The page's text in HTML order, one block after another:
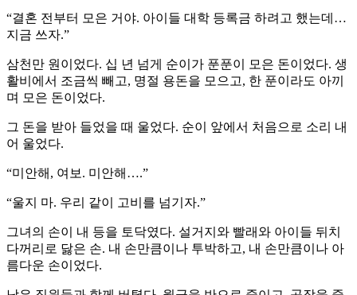
“결혼 전부터 모은 거야. 아이들 대학 등록금 하려고 했는데…
지금 쓰자.”
삼천만 원이었다. 십 년 넘게 순이가 푼푼이 모은 돈이었다. 생
활비에서 조금씩 빼고, 명절 용돈을 모으고, 한 푼이라도 아끼
며 모은 돈이었다.
그 돈을 받아 들었을 때 울었다. 순이 앞에서 처음으로 소리 내
어 울었다.
“미안해, 여보. 미안해….”
“울지 마. 우리 같이 고비를 넘기자.”
그녀의 손이 내 등을 토닥였다. 설거지와 빨래와 아이들 뒤치
다꺼리로 닳은 손. 내 손만큼이나 투박하고, 내 손만큼이나 아
름다운 손이었다.